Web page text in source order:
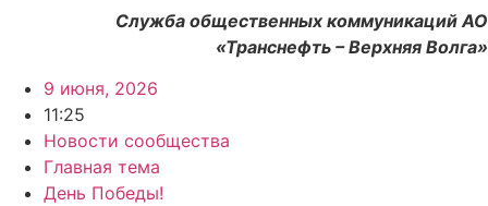
Служба общественных коммуникаций АО
«Транснефть – Верхняя Волга»
9 июня, 2026
11:25
Новости сообщества
Главная тема
День Победы!